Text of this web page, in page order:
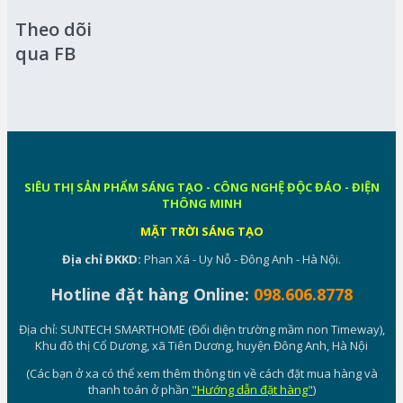
Theo dõi
qua FB
SIÊU THỊ SẢN PHẨM SÁNG TẠO - CÔNG NGHỆ ĐỘC ĐÁO - ĐIỆN
THÔNG MINH
MẶT TRỜI SÁNG TẠO
Địa chỉ ĐKKD: Phan Xá - Uy Nỗ - Đông Anh - Hà Nội.
Hotline đặt hàng Online: 098.606.8778
Địa chỉ: SUNTECH SMARTHOME (Đối diện trường mầm non Timeway),
Khu đô thị Cổ Dương, xã Tiên Dương, huyện Đông Anh, Hà Nội
(Các bạn ở xa có thể xem thêm thông tin về cách đặt mua hàng và
thanh toán ở phần "Hướng dẫn đặt hàng")